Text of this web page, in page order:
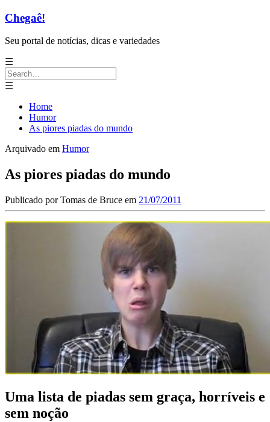
Chegaê!
Seu portal de notícias, dicas e variedades
☰
Search
for:
☰
Home
Humor
As piores piadas do mundo
Arquivado em Humor
As piores piadas do mundo
Publicado porTomas de Bruce em 21/07/2011
Uma lista de piadas sem graça, horríveis e
sem noção